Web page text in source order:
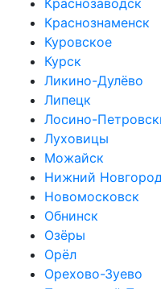
Краснознаменск
Куровское
Курск
Ликино-Дулёво
Липецк
Лосино-
Луховицы
Можайск
Нижний
Новомосковск
Обнинск
Озёры
Орёл
Орехово-Зуево